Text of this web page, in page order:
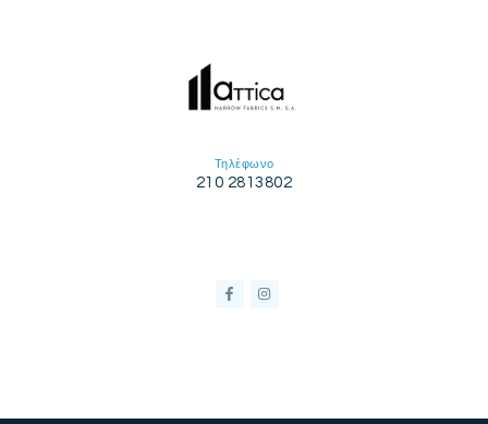
Τηλέφωνο
210 2813802